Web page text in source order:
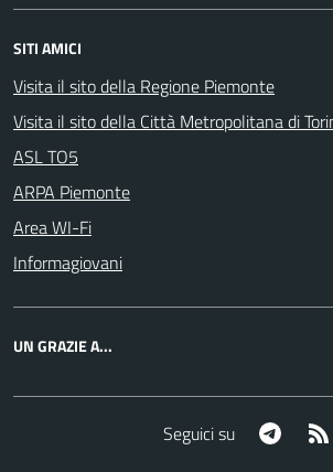
SITI AMICI
Visita il sito della Regione Piemonte
Visita il sito della Città Metropolitana di
ASL TO5
ARPA Piemonte
Area WI-Fi
Informagiovani
UN GRAZIE A...
Seguici su